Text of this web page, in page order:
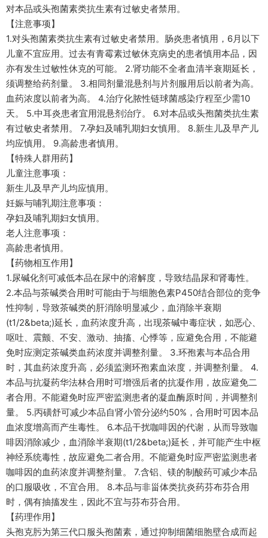
对本品或头孢菌素类抗生素有过敏史者禁用。
【注意事项】
1.对头孢菌素类抗生素有过敏史者禁用。肠炎患者慎用，6月以下
儿童不宜应用。过去有青霉素过敏休克病史的患者慎用本品，因
亦有发生过敏性休克的可能。 2.肾功能不全者血清半衰期延长，
须调整给药剂量。 3.相同剂量混悬剂与片剂服用后以前者为高。
血药浓度以前者为高。 4.治疗化脓性链球菌感染疗程至少需10
天。 5.中耳炎患者宜用混悬剂治疗。 6.对本品或头孢菌类抗生素
有过敏史者禁用。 7.孕妇及哺乳期妇女慎用。 8.新生儿及早产儿
均应慎用。 9.高龄患者慎用。
【特殊人群用药】
儿童注意事项：
新生儿及早产儿均应慎用。
妊娠与哺乳期注意事项：
孕妇及哺乳期妇女慎用。
老人注意事项：
高龄患者慎用。
【药物相互作用】
1.尿碱化剂可减低本品在尿中的溶解度，导致结晶尿和肾毒性。
2.本品与茶碱类合用时可能由于与细胞色素P450结合部位的竞争
性抑制，导致茶碱类的肝消除明显减少，血消除半衰期
(t1/2&beta;)延长，血药浓度升高，出现茶碱中毒症状，如恶心、
呕吐、震颤、不安、激动、抽搐、心悸等，应避免合用，不能避
免时应测定茶碱类血药浓度并调整剂量。 3.环孢素与本品合用
时，其血药浓度升高，必须监测环孢素血浓度，并调整剂量。 4.
本品与抗凝药华法林合用时可增强后者的抗凝作用，故应避免二
者合用。不能避免时应严密监测患者的凝血酶原时间，并调整剂
量。 5.丙磺舒可减少本品自肾小管分泌约50%，合用时可因本品
血浓度增高而产生毒性。 6.本品干扰咖啡因的代谢，从而导致咖
啡因消除减少，血消除半衰期(t1/2&beta;)延长，并可能产生中枢
神经系统毒性，故应避免二者合用。不能避免时应严密监测患者
咖啡因的血药浓度并调整剂量。 7.含铝、镁的制酸药可减少本品
的口服吸收，不宜合用。 8.本品与非甾体类抗炎药芬布芬合用
时，偶有抽搐发生，因此不宜与芬布芬合用。
【药理作用】
头孢克肟为第三代口服头孢菌素，通过抑制细菌细胞壁合成而起